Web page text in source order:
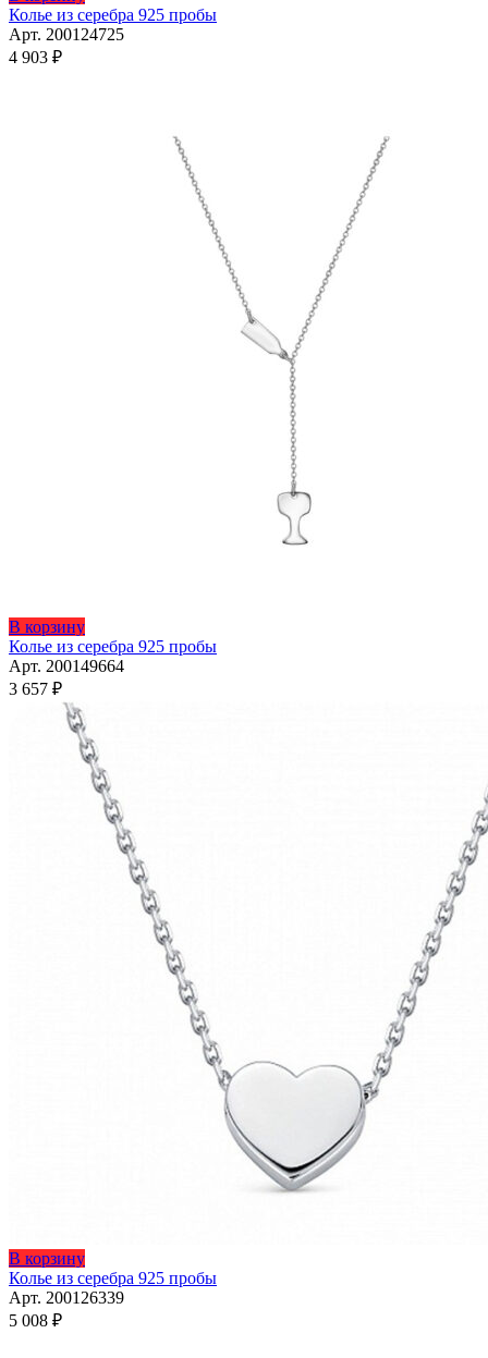
товар
имеет
Колье из серебра 925 пробы
Арт. 200124725
4 903 ₽
В корзинуЭтот
товар
имеет
Опции
можно
выбрать
на
странице
товара.
Колье из серебра 925 пробы
Арт. 200149664
3 657 ₽
В корзинуЭтот
товар
имеет
Колье из серебра 925 пробы
Арт. 200126339
5 008 ₽